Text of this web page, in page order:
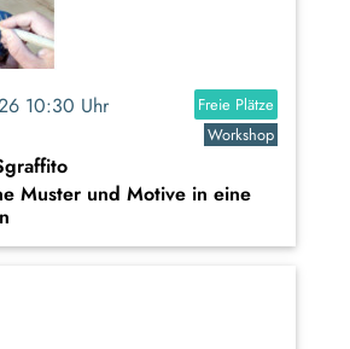
10:30 Uhr
Freie Plätze
Workshop
Muster und Motive in eine